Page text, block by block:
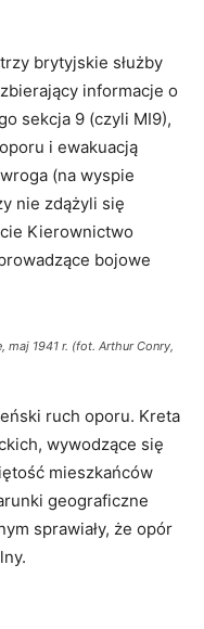
brytyjskie służby
informacje o
sekcja 9 (czyli MI9),
i ewakuacją
(na wyspie
nie zdążyli się
Kierownictwo
bojowe
maj 1941 r. (fot. Arthur Conry,
ruch oporu. Kreta
wywodzące się
mieszkańców
geograficzne
sprawiały, że opór